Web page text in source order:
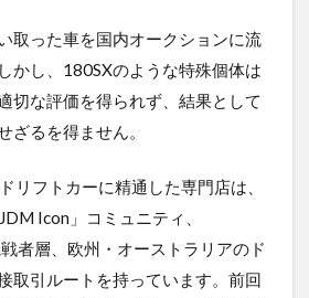
取った車を国内オークションに流
かし、180SXのような特殊個体は
切な評価を得られず、結果として
ざるを得ません。
リフトカーに精通した専門店は、
Icon」コミュニティ、
者層、欧州・オーストラリアのド
取引ルートを持っています。前回